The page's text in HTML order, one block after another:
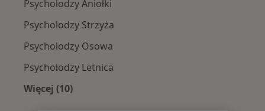
Psycholodzy Aniołki
Psycholodzy Strzyża
Psycholodzy Osowa
Psycholodzy Letnica
Więcej (10)